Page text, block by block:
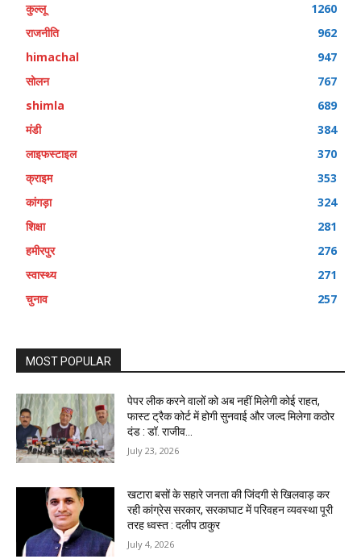
कुल्लू
1260
राजनीति
962
himachal
947
सोलन
767
shimla
689
मंडी
384
लाइफस्टाइल
370
क्राइम
353
कांगड़ा
324
शिक्षा
281
हमीरपुर
276
स्वास्थ्य
271
चुनाव
257
MOST POPULAR
पेपर लीक करने वालों को अब नहीं मिलेगी कोई राहत,
फास्ट ट्रैक कोर्ट में होगी सुनवाई और जल्द मिलेगा कठोर
दंड : डॉ. राजीव...
July 23, 2026
खटारा बसों के सहारे जनता की जिंदगी से खिलवाड़ कर
रही कांग्रेस सरकार, सरकाघाट में परिवहन व्यवस्था पूरी
तरह ध्वस्त : दलीप ठाकुर
July 4, 2026